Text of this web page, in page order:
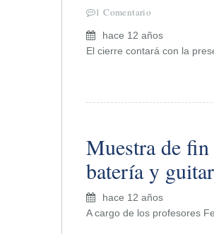
1 Comentario
hace 12 años
El cierre contará con la
Muestra de fin
batería y
hace 12 años
A cargo de los profesores